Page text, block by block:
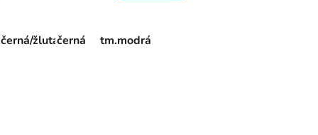
černá/žlutá červená/černá
černá tm.modrá